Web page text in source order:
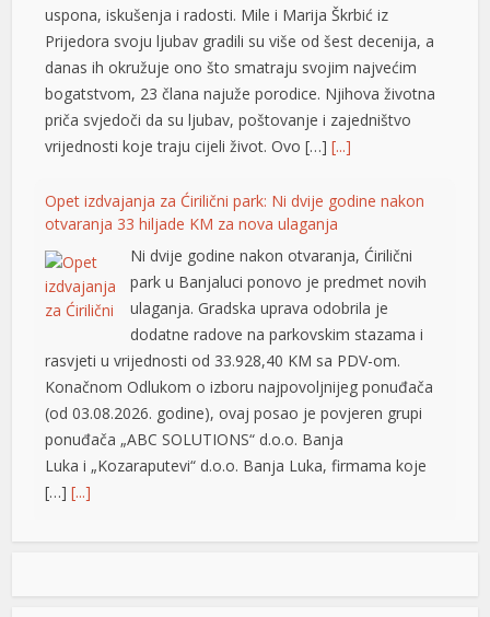
uspona, iskušenja i radosti. Mile i Marija Škrbić iz
Prijedora svoju ljubav gradili su više od šest decenija, a
danas ih okružuje ono što smatraju svojim najvećim
bogatstvom, 23 člana najuže porodice. Njihova životna
priča svjedoči da su ljubav, poštovanje i zajedništvo
vrijednosti koje traju cijeli život. Ovo […][...]
Opet izdvajanja za Ćirilični park: Ni dvije godine nakon
otvaranja 33 hiljade KM za nova ulaganja
Ni dvije godine nakon otvaranja, Ćirilični
park u Banjaluci ponovo je predmet novih
ulaganja. Gradska uprava odobrila je
dodatne radove na parkovskim stazama i
rasvjeti u vrijednosti od 33.928,40 KM sa PDV-om.
Konačnom Odlukom o izboru najpovoljnijeg ponuđača
(od 03.08.2026. godine), ovaj posao je povjeren grupi
ponuđača „ABC SOLUTIONS“ d.o.o. Banja
Luka i „Kozaraputevi“ d.o.o. Banja Luka, firmama koje
[…][...]
Preminuo Drago Galić: Euroherc se oprašta od jednog
U 73. godini preminuo je Drago Galić iz